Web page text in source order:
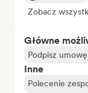
Zobacz
Główne
Podpisz
Inne
Polecenie